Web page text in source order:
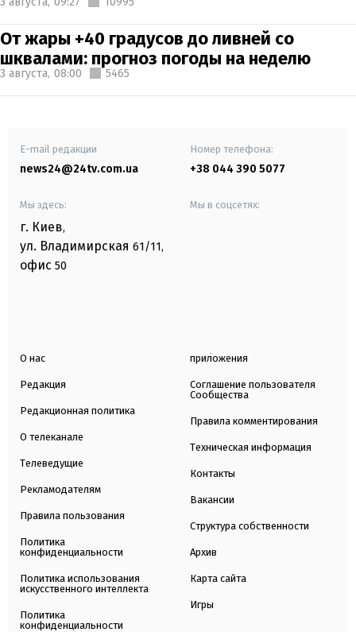
От жары +40 градусов до ливней со
шквалами: прогноз погоды на неделю
3 августа, 08:00 5465
E-mail редакции
news24@24tv.com.ua
Номер телефона:
+38 044 390 5077
Мы здесь:
г. Киев,
ул. Владимирская 61/11,
офис 50
Мы в соцсетях:
О нас
Редакция
Редакционная политика
О телеканале
Телеведущие
Рекламодателям
Правила пользования
Политика
конфиденциальности
Политика использования
искусственного интеллекта
Политика
конфиденциальности
приложения
Соглашение пользователя
Сообщества
Правила комментирования
Техническая информация
Контакты
Вакансии
Структура собственности
Архив
Карта сайта
Игры